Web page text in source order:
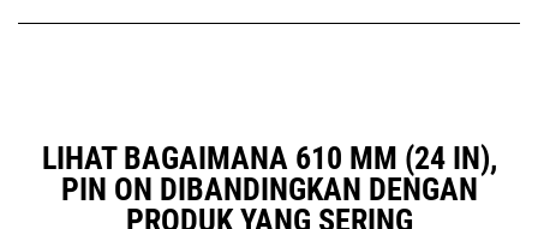
LIHAT BAGAIMANA 610 MM (24 IN),
PIN ON DIBANDINGKAN DENGAN
PRODUK YANG SERING